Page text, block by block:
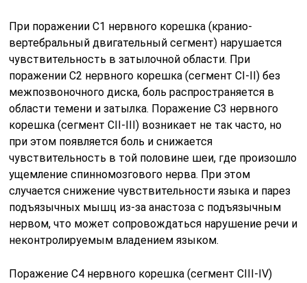
При поражении С1 нервного корешка (кранио-
вертебральный двигательный сегмент) нарушается
чувствительность в затылочной области. При
поражении С2 нервного корешка (сегмент СI-II) без
межпозвоночного диска, боль распространяется в
области темени и затылка. Поражение С3 нервного
корешка (сегмент CII-III) возникает не так часто, но
при этом появляется боль и снижается
чувствительность в той половине шеи, где произошло
ущемление спинномозгового нерва. При этом
случается снижение чувствительности языка и парез
подъязычных мышц из-за анастоза с подъязычным
нервом, что может сопровождаться нарушение речи и
неконтролируемым владением языком.
Поражение С4 нервного корешка (сегмент CIII-IV)